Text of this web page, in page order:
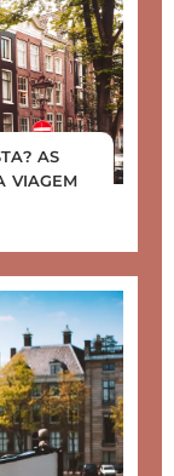
AS
VIAGEM